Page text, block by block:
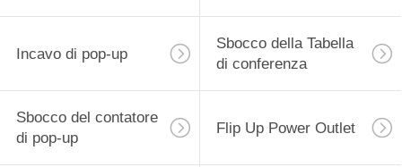
Incavo di pop-up
Sbocco della Tabella
di conferenza
Sbocco del contatore
di pop-up
Flip Up Power Outlet